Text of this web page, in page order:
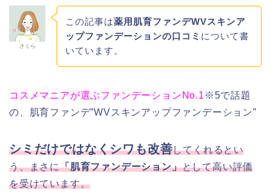
さくら
この記事は薬用肌育ファンデWVスキンア
ップファンデーションの口コミ について書
いています。
コスメマニアが選ぶファンデーションNo.1 ※5で話題
の、肌育ファンデ”WVスキンアップファンデーション”
シミだけではなくシワも改善してくれるとい
う、まさに「肌育ファンデーション」として高い評価
を受けています。